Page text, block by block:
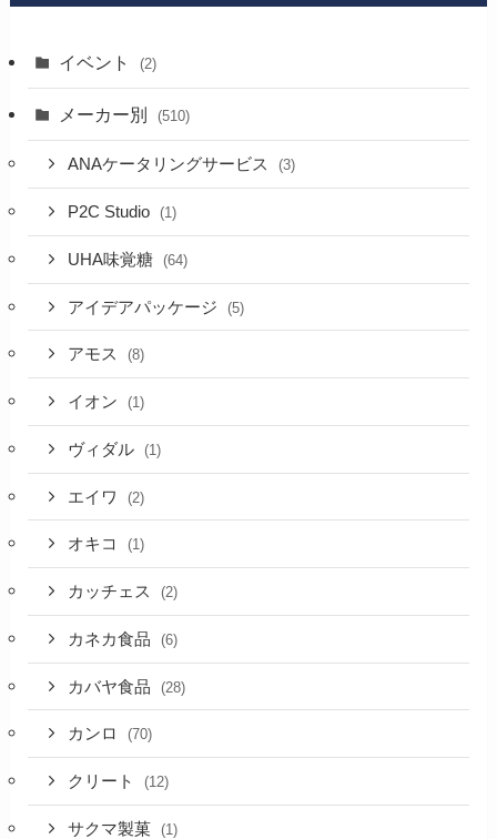
イベント (2)
メーカー別 (510)
ANAケータリングサービス (3)
P2C Studio (1)
UHA味覚糖 (64)
アイデアパッケージ (5)
アモス (8)
イオン (1)
ヴィダル (1)
エイワ (2)
オキコ (1)
カッチェス (2)
カネカ食品 (6)
カバヤ食品 (28)
カンロ (70)
クリート (12)
サクマ製菓 (1)